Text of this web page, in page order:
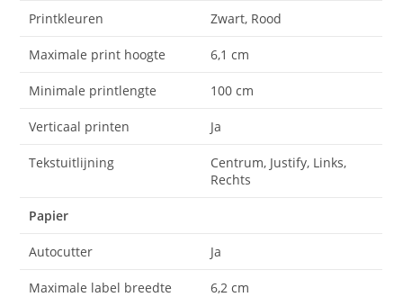
Printkleuren Zwart, Rood
Maximale print hoogte 6,1 cm
Minimale printlengte 100 cm
Verticaal printen Ja
Tekstuitlijning
Centrum, Justify, Links,
Rechts
Papier
Autocutter Ja
Maximale label breedte 6,2 cm